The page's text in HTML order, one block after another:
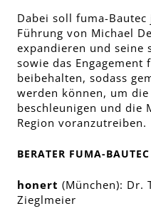
Dabei soll fuma-
Führung von Michael
expandieren und seine
sowie das Engagement
beibehalten, sodass
werden können, um
beschleunigen und die
Region voranzutreiben.
BERATER FUMA-
honert (München): Dr.
Zieglmeier